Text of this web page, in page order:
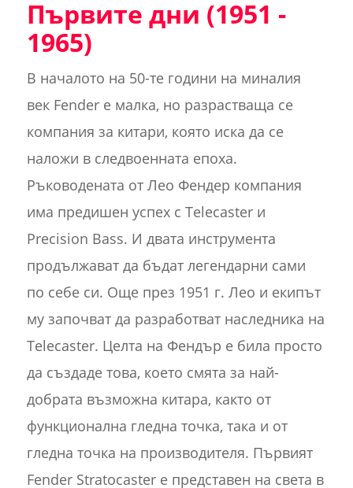
Първите дни (1951 -
1965)
В началото на 50-те години на миналия
век Fender е малка, но разрастваща се
компания за китари, която иска да се
наложи в следвоенната епоха.
Ръководената от Лео Фендер компания
има предишен успех с Telecaster и
Precision Bass. И двата инструмента
продължават да бъдат легендарни сами
по себе си. Още през 1951 г. Лео и екипът
му започват да разработват наследника на
Telecaster. Целта на Фендър е била просто
да създаде това, което смята за най-
добрата възможна китара, както от
функционална гледна точка, така и от
гледна точка на производителя. Първият
Fender Stratocaster е представен на света в